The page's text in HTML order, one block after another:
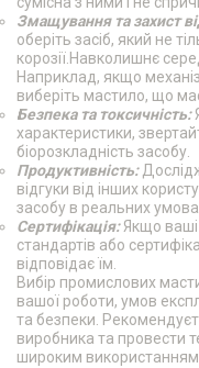
Змащування та захист
оберіть засіб, який не
корозії.Навколишнє
Наприклад, якщо
виберіть мастило, що
Безпека та токсичність:
характеристики,
біорозкладність засобу.
Продуктивність:
відгуки від інших
засобу в реальних
Сертифікація:Якщо
стандартів або
відповідає їм.
Вибір промислових
вашої роботи, умов
та безпеки.
виробника та провести
широким